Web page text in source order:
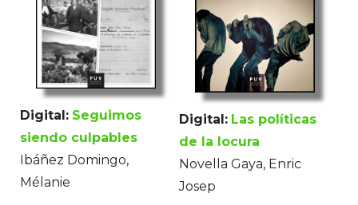
Digital: Seguimos
siendo culpables
Ibáñez Domingo,
Mélanie
Digital: Las políticas
de la locura
Novella Gaya, Enric
Josep